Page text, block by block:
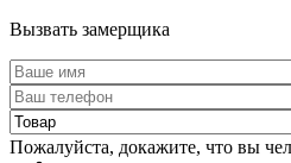
Вызвать замерщика
Пожалуйста, докажите, что вы